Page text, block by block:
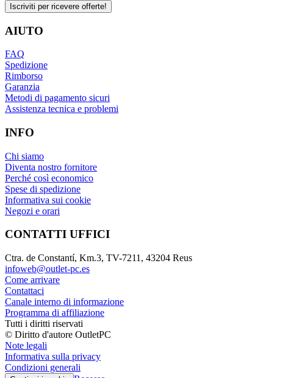
Iscriviti per ricevere offerte!
AIUTO
FAQ
Spedizione
Rimborso
Garanzia
Metodi di pagamento sicuri
Assistenza tecnica e problemi
INFO
Chi siamo
Diventa nostro fornitore
Perché così economico
Spese di spedizione
Informativa sui cookie
Negozi e orari
CONTATTI UFFICI
Ctra. de Constantí, Km.3, TV-7211, 43204 Reus
infoweb@outlet-pc.es
Come arrivare
Contattaci
Canale interno di informazione
Programma di affiliazione
Tutti i diritti riservati
© Diritto d'autore OutletPC
Note legali
Informativa sulla privacy
Condizioni generali